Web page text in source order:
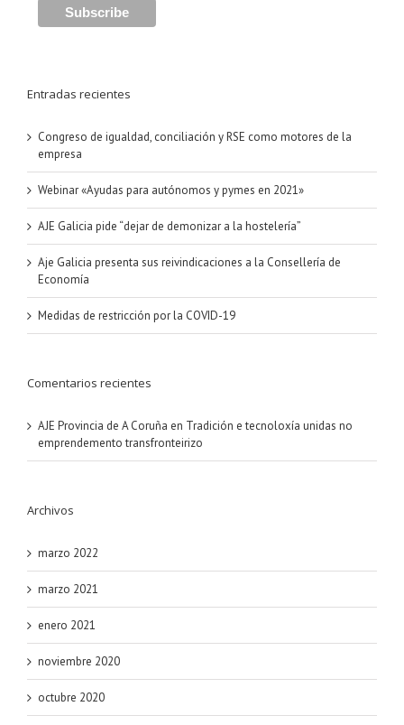
Entradas recientes
Congreso de igualdad, conciliación y RSE como motores de la
empresa
Webinar «Ayudas para autónomos y pymes en 2021»
AJE Galicia pide “dejar de demonizar a la hostelería”
Aje Galicia presenta sus reivindicaciones a la Consellería de
Economía
Medidas de restricción por la COVID-19
Comentarios recientes
AJE Provincia de A Coruña en Tradición e tecnoloxía unidas no
emprendemento transfronteirizo
Archivos
marzo 2022
marzo 2021
enero 2021
noviembre 2020
octubre 2020